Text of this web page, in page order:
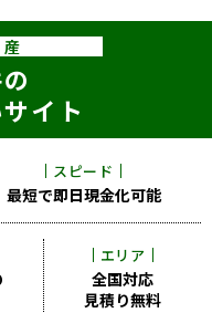
イト
スピード
最短で即日現金化可能
エリア
全国対応
見積り無料